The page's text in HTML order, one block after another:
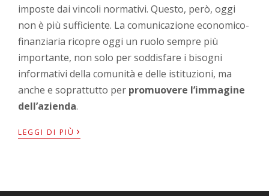
imposte dai vincoli normativi. Questo, però, oggi
non è più sufficiente. La comunicazione economico-
finanziaria ricopre oggi un ruolo sempre più
importante, non solo per soddisfare i bisogni
informativi della comunità e delle istituzioni, ma
anche e soprattutto per promuovere l’immagine
dell’azienda.
LEGGI DI PIÙ ›